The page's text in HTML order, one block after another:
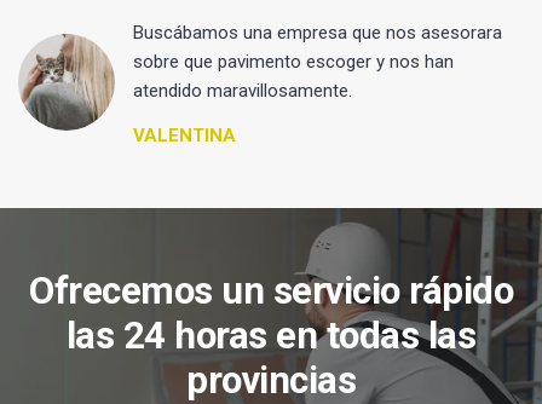
Buscábamos una empresa que nos asesorara
sobre que pavimento escoger y nos han
atendido maravillosamente.
VALENTINA
Ofrecemos un servicio rápido
las 24 horas en todas las
provincias